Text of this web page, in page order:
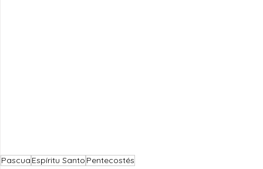
Pascua Espíritu Santo Pentecostés